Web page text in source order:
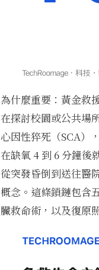
為什麼重要：黃金救
在探討校園或公共場
心因性猝死（SCA）
在缺氧 4 到 6 分鐘後
從突發昏倒到送往醫
概念。這條鎖鏈包含
臟救命術，以及復原